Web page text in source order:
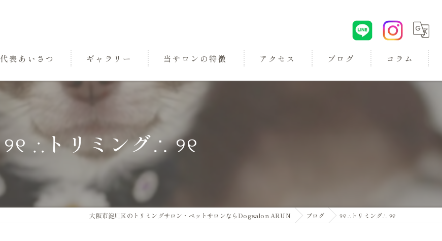
代表あいさつ ギャラリー 当サロンの特徴
パック
小型犬
アクセス ブログ コラム
୨୧ ∴トリミング∴ ୨୧
大阪市淀川区のトリミングサロン・ペットサロンならDogsalon ARUN ブログ ୨୧ ∴トリミング∴ ୨୧